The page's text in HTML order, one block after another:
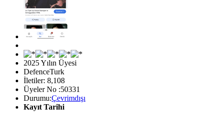
2025 Yılın Üyesi
DefenceTurk
İletiler: 8,108
Üyeler No :50331
Durumu:Çevrimdışı
Kayıt Tarihi